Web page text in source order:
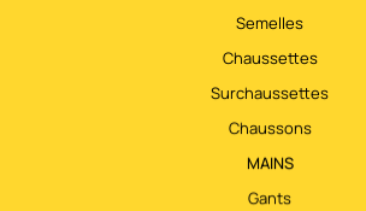
Semelles
Chaussettes
Surchaussettes
Chaussons
MAINS
Gants